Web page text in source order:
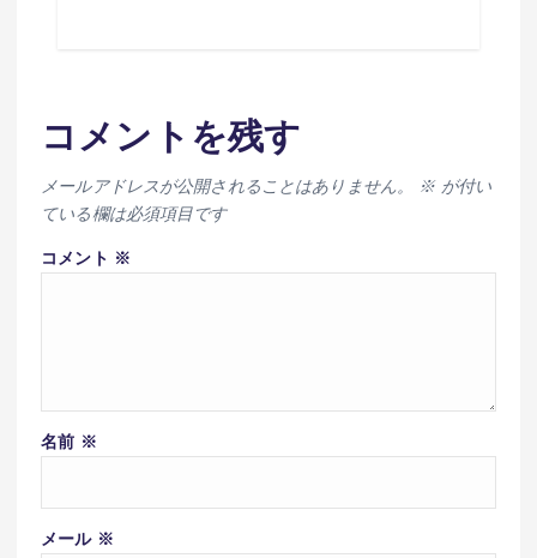
コメントを残す
メールアドレスが公開されることはありません。 ※が付い
ている欄は必須項目です
コメント ※
名前 ※
メール ※